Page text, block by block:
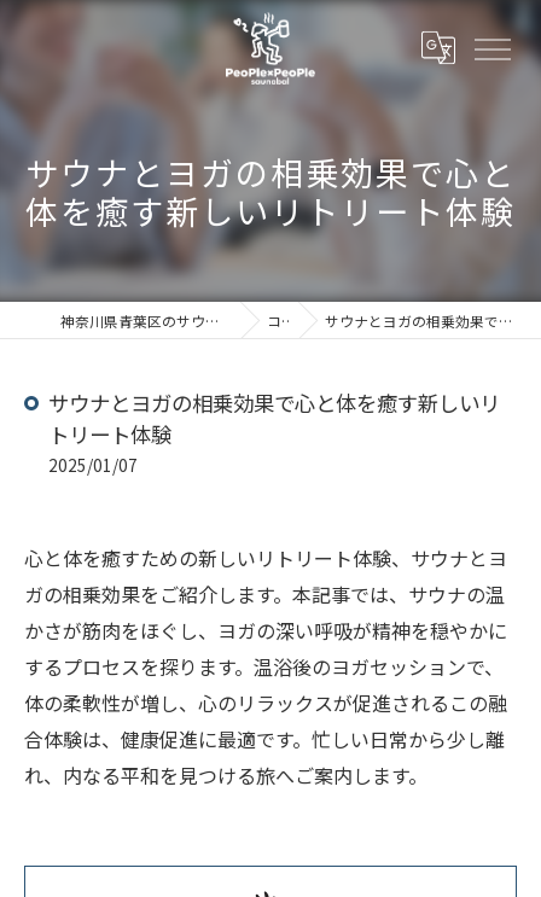
サウナとヨガの相乗効果で心と
体を癒す新しいリトリート体験
神奈川県青葉区のサウナならSaunabal People×People コラム サウナとヨガの相乗効果で心と体を癒す新しいリトリート体験
サウナとヨガの相乗効果で心と体を癒す新しいリ
トリート体験
2025/01/07
心と体を癒すための新しいリトリート体験、サウナとヨ
ガの相乗効果をご紹介します。本記事では、サウナの温
かさが筋肉をほぐし、ヨガの深い呼吸が精神を穏やかに
するプロセスを探ります。温浴後のヨガセッションで、
体の柔軟性が増し、心のリラックスが促進されるこの融
合体験は、健康促進に最適です。忙しい日常から少し離
れ、内なる平和を見つける旅へご案内します。